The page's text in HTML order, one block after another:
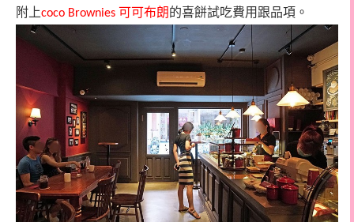
附上coco Brownies 可可布朗的喜餅試吃費用跟品項。